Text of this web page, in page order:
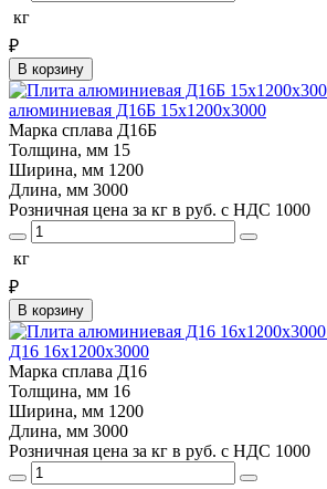
кг
₽
В корзину
алюминиевая Д16Б 15х1200х3000
Марка сплава Д16Б
Толщина, мм 15
Ширина, мм 1200
Длина, мм 3000
Розничная цена за кг в руб. с НДС 1000
кг
₽
В корзину
Д16 16х1200х3000
Марка сплава Д16
Толщина, мм 16
Ширина, мм 1200
Длина, мм 3000
Розничная цена за кг в руб. с НДС 1000